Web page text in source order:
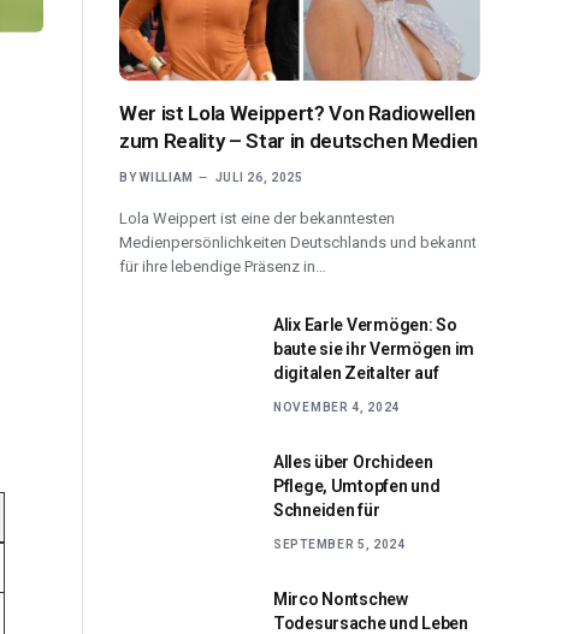
Wer ist Lola Weippert? Von Radiowellen
zum Reality – Star in deutschen Medien
BY WILLIAM JULI 26, 2025
Lola Weippert ist eine der bekanntesten
Medienpersönlichkeiten Deutschlands und bekannt
für ihre lebendige Präsenz in…
Alix Earle Vermögen: So
baute sie ihr Vermögen im
digitalen Zeitalter auf
NOVEMBER 4, 2024
Alles über Orchideen
Pflege, Umtopfen und
Schneiden für
SEPTEMBER 5, 2024
Mirco Nontschew
Todesursache und Leben